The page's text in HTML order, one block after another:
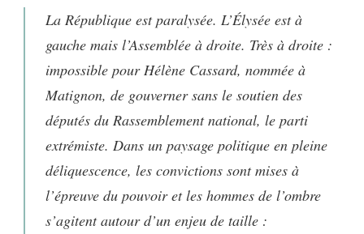
BRONNEC…
La République est paralysée. L’Élysée est à
gauche mais l’Assemblée à droite. Très à droite :
impossible pour Hélène Cassard, nommée à
Matignon, de gouverner sans le soutien des
députés du Rassemblement national, le parti
extrémiste. Dans un paysage politique en pleine
déliquescence, les convictions sont mises à
l’épreuve du pouvoir et les hommes de l’ombre
s’agitent autour d’un enjeu de taille :